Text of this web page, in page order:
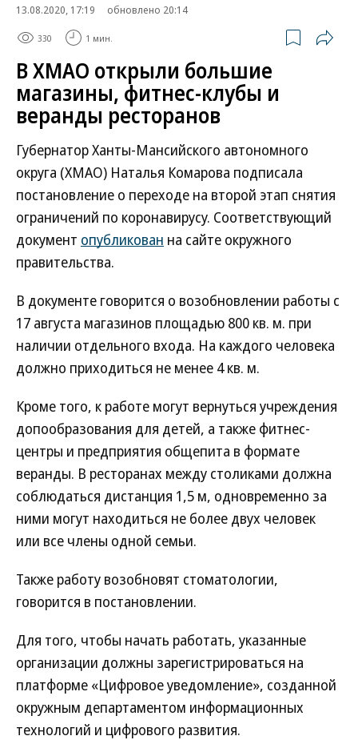
13.08.2020, 17:19
обновлено 20:14
330 1 мин.
В ХМАО открыли большие
магазины, фитнес-клубы и
веранды ресторанов
Губернатор Ханты-Мансийского автономного
округа (ХМАО) Наталья Комарова подписала
постановление о переходе на второй этап снятия
ограничений по коронавирусу. Соответствующий
документ опубликован на сайте окружного
правительства.
В документе говорится о возобновлении работы с
17 августа магазинов площадью 800 кв. м. при
наличии отдельного входа. На каждого человека
должно приходиться не менее 4 кв. м.
Кроме того, к работе могут вернуться учреждения
допообразования для детей, а также фитнес-
центры и предприятия общепита в формате
веранды. В ресторанах между столиками должна
соблюдаться дистанция 1,5 м, одновременно за
ними могут находиться не более двух человек
или все члены одной семьи.
Также работу возобновят стоматологии,
говорится в постановлении.
Для того, чтобы начать работать, указанные
организации должны зарегистрироваться на
платформе «Цифровое уведомление», созданной
окружным департаментом информационных
технологий и цифрового развития.